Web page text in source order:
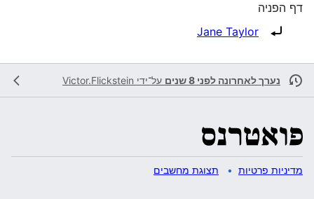
דף הפניה
הפניה ל:
Jane Taylor
נערך לאחרונה לפני 8 שנים על־ידי Victor.Flickstein
מדיניות פרטיות תצוגת מחשבים